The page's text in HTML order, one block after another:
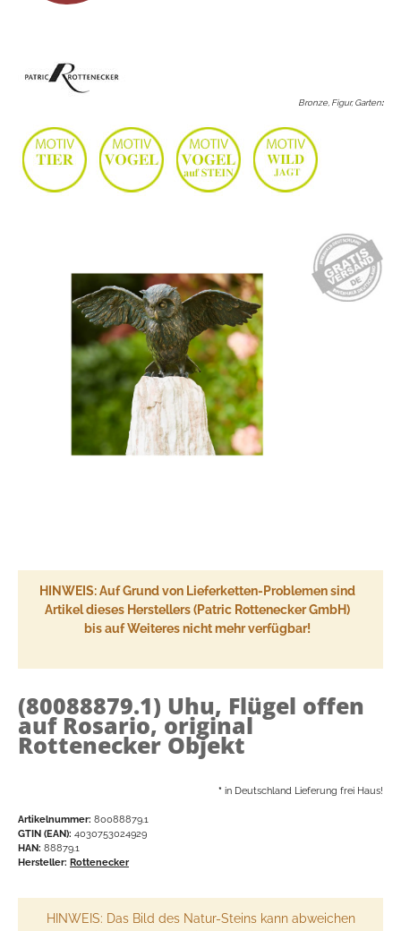
Bronze, Figur, Garten:
HINWEIS: Auf Grund von Lieferketten-Problemen sind
Artikel dieses Herstellers (Patric Rottenecker GmbH)
bis auf Weiteres nicht mehr verfügbar!
(80088879.1) Uhu, Flügel offen
auf Rosario, original
Rottenecker Objekt
* in Deutschland Lieferung frei Haus!
Artikelnummer: 80088879.1
GTIN (EAN): 4030753024929
HAN: 88879.1
Hersteller: Rottenecker
HINWEIS: Das Bild des Natur-Steins kann abweichen